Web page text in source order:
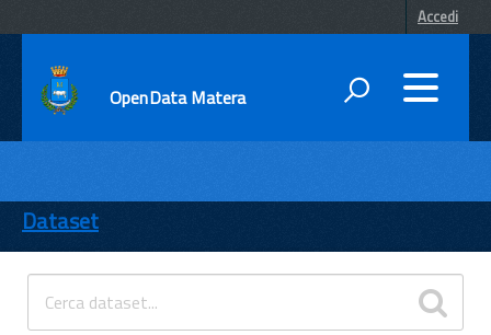
Accedi
OpenData Matera
ENTI
TEMI
INFORMAZIONI
Dataset